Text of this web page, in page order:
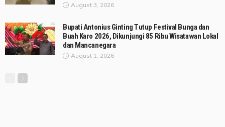
August 3, 2026
Bupati Antonius Ginting Tutup Festival Bunga dan
Buah Karo 2026, Dikunjungi 85 Ribu Wisatawan Lokal
dan Mancanegara
August 1, 2026